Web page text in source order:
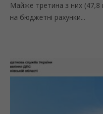
Майже третина з них (47,8
на бюджетні рахунки...